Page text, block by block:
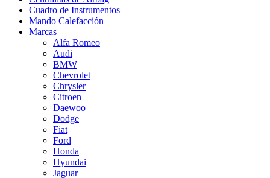
Cuadro de Instrumentos
Mando Calefacción
Marcas
Alfa Romeo
Audi
BMW
Chevrolet
Chrysler
Citroen
Daewoo
Dodge
Fiat
Ford
Honda
Hyundai
Jaguar